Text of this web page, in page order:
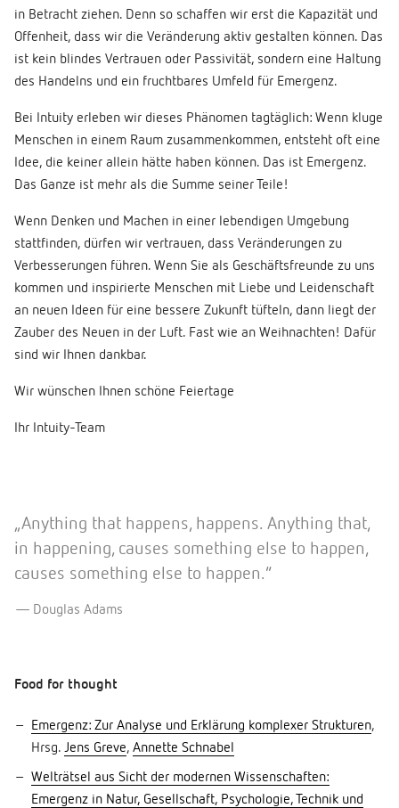
in Betracht ziehen. Denn so schaffen wir erst die Kapazität und
Offenheit, dass wir die Veränderung aktiv gestalten können. Das
ist kein blindes Vertrauen oder Passivität, sondern eine Haltung
des Handelns und ein fruchtbares Umfeld für Emergenz.
Bei Intuity erleben wir dieses Phänomen tagtäglich: Wenn kluge
Menschen in einem Raum zusammenkommen, entsteht oft eine
Idee, die keiner allein hätte haben können. Das ist Emergenz.
Das Ganze ist mehr als die Summe seiner Teile!
Wenn Denken und Machen in einer lebendigen Umgebung
stattfinden, dürfen wir vertrauen, dass Veränderungen zu
Verbesserungen führen. Wenn Sie als Geschäftsfreunde zu uns
kommen und inspirierte Menschen mit Liebe und Leidenschaft
an neuen Ideen für eine bessere Zukunft tüfteln, dann liegt der
Zauber des Neuen in der Luft. Fast wie an Weihnachten! Dafür
sind wir Ihnen dankbar.
Wir wünschen Ihnen schöne Feiertage
Ihr Intuity-Team
„Anything that happens, happens. Anything that,
in happening, causes something else to happen,
causes something else to happen.”
Douglas Adams
Food for thought
Emergenz: Zur Analyse und Erklärung komplexer Strukturen,
Hrsg.Jens Greve,Annette Schnabel
Welträtsel aus Sicht der modernen Wissenschaften:
Emergenz in Natur, Gesellschaft, Psychologie, Technik und